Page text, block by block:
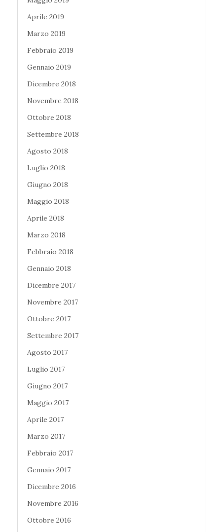
Aprile 2019
Marzo 2019
Febbraio 2019
Gennaio 2019
Dicembre 2018
Novembre 2018
Ottobre 2018
Settembre 2018
Agosto 2018
Luglio 2018
Giugno 2018
Maggio 2018
Aprile 2018
Marzo 2018
Febbraio 2018
Gennaio 2018
Dicembre 2017
Novembre 2017
Ottobre 2017
Settembre 2017
Agosto 2017
Luglio 2017
Giugno 2017
Maggio 2017
Aprile 2017
Marzo 2017
Febbraio 2017
Gennaio 2017
Dicembre 2016
Novembre 2016
Ottobre 2016